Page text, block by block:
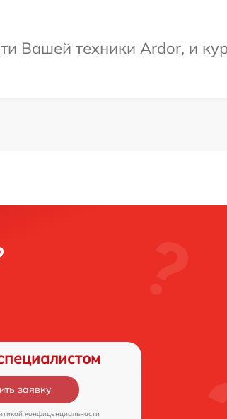
Вашей техники Ardor, и
заявку
конфиденциальности